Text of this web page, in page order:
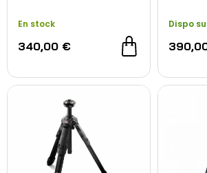
En stock
340,00 €
Dispo